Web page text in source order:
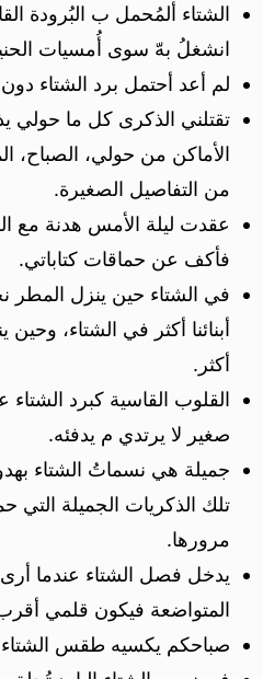
الشتاء ألمُحمل ب البُرودة
انشغلُ بهّ سوى أُمسيات
لم أعد أحتمل برد الشتاء
تقتلني الذكرى كل ما حولي
الأماكن من حولي، الصباح،
من التفاصيل الصغيرة.
عقدت ليلة الأمس هدنة مع
فأكف عن حماقات كتاباتي.
في الشتاء حين ينزل
أبنائنا أكثر في الشتاء،
أكثر.
القلوب القاسية كبرد
صغير لا يرتدي م يدفئه.
جميلة هي نسماتُ الشتاء
تلك الذكريات الجميلة التي
مرورها.
يدخل فصل الشتاء عندما
المتواضعة فيكون قلمي
صباحكم يكسيه طقس الشتاء